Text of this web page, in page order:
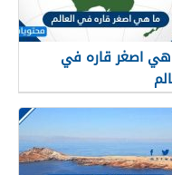
اصغر قاره في